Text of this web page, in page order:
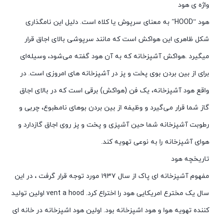
واژه ی هود
هود “HOOD” به معنای سرپوش یا کلاه است. دلیل این نامگذاری
شکل ظاهری این هواکش است که مانند سرپوشی بالای اجاق قرار
میگیرد .هواکش آشپزخانه که به آن هود گفته می‌شود، وسیله‌ای
برای از بین بردن بوی پخت‌ و پز در آشپزخانه‌ های امروزی است. در
واقع هود آشپزخانه، یک فن (هواکش) برقی است که در بالای اجاق
گاز شما قرار می‌گیرد و وظیفه از بین بردن بوهای نامطبوع، چربی و
رطوبت آشپزخانه شما حین آشپزی و پخت و پز روی اجاق گازدارد و
هوای آشپزخانه را به نوعی تهویه کند.
تاریخچه هود
مفهوم آشپزخانه ای پاک از سال ۱۹۳۷ مورد توجه قرار گرفت ، در این
سال یک مخترع امریکایی هود را اختراع کرد. vent a hood اولین تولید
کننده تهویه هوا و هود اشپزخانه بود. اولین هود اشپزخانه در خانه ای